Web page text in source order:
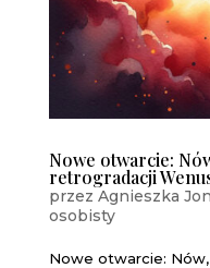
Nowe otwarcie:
retrogradacji
przez Agnieszka
osobisty
Nowe otwarcie: